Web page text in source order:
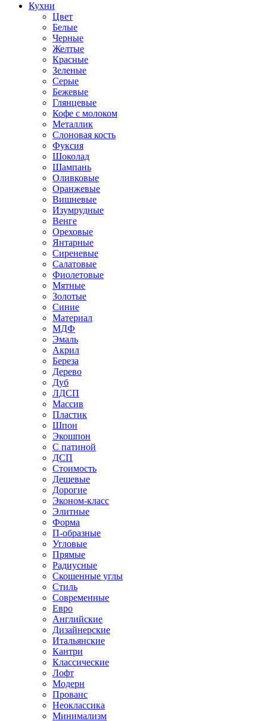
Кухни
Цвет
Белые
Черные
Желтые
Красные
Зеленые
Серые
Бежевые
Глянцевые
Кофе с молоком
Металлик
Слоновая кость
Фуксия
Шоколад
Шампань
Оливковые
Оранжевые
Вишневые
Изумрудные
Венге
Ореховые
Янтарные
Сиреневые
Салатовые
Фиолетовые
Мятные
Золотые
Синие
Материал
МДФ
Эмаль
Акрил
Береза
Дерево
Дуб
ЛДСП
Массив
Пластик
Шпон
Экошпон
С патиной
ДСП
Стоимость
Дешевые
Дорогие
Эконом-класс
Элитные
Форма
П-образные
Угловые
Прямые
Радиусные
Скошенные углы
Стиль
Современные
Евро
Английские
Дизайнерские
Итальянские
Кантри
Классические
Лофт
Модерн
Прованс
Неоклассика
Минимализм